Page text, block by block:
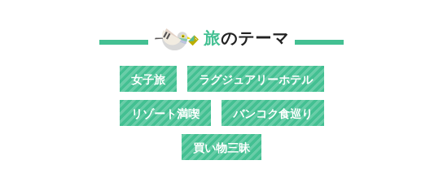
旅のテーマ
女子旅 ラグジュアリーホテル
リゾート満喫 バンコク食巡り
買い物三昧